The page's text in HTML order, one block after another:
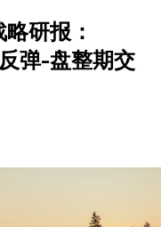
研报：
弹-盘整期交